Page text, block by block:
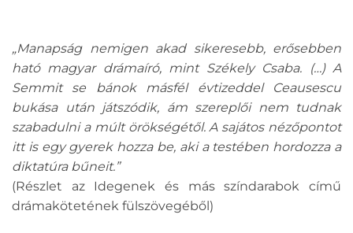
„Manapság nemigen akad sikeresebb, erősebben
ható magyar drámaíró, mint Székely Csaba. (…) A
Semmit se bánok másfél évtizeddel Ceausescu
bukása után játszódik, ám szereplői nem tudnak
szabadulni a múlt örökségétől. A sajátos nézőpontot
itt is egy gyerek hozza be, aki a testében hordozza a
diktatúra bűneit.”
(Részlet az Idegenek és más színdarabok című
drámakötetének fülszövegéből)